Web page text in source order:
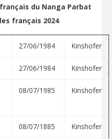
du Nanga Parbat
français 2024
27/06/1984 Kinshofer
27/06/1984 Kinshofer
08/07/1985 Kinshofer
08/07/1885 Kinshofer